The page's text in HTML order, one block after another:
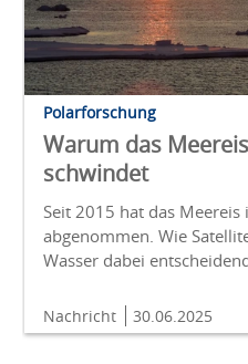
Polarforschung
Warum das
schwindet
Seit 2015 hat das
abgenommen. Wie
Wasser dabei
Nachricht 30.06.2025